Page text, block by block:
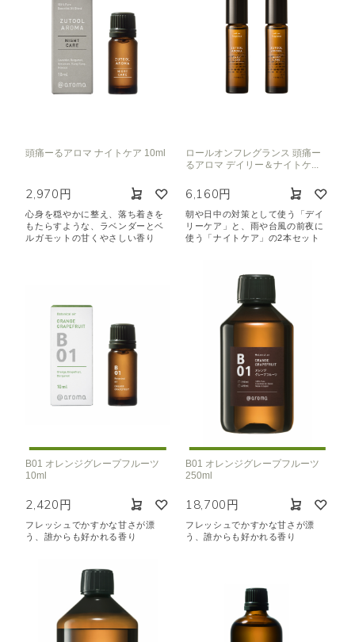
頭痛ーるアロマ ナイトケア 10ml
2,970円
心身を穏やかに整え、落ち着きを
もたらすような、ラベンダーとベ
ルガモットの甘くやさしい香り
ロールオンフレグランス 頭痛ー
るアロマ デイリー＆ナイトケ...
6,160円
朝や日中の対策として使う「デイ
リーケア」と、雨や台風の前夜に
使う「ナイトケア」の2本セット
B01 オレンジグレープフルーツ
10ml
2,420円
フレッシュでかすかな甘さが漂
う、誰からも好かれる香り
B01 オレンジグレープフルーツ
250ml
18,700円
フレッシュでかすかな甘さが漂
う、誰からも好かれる香り